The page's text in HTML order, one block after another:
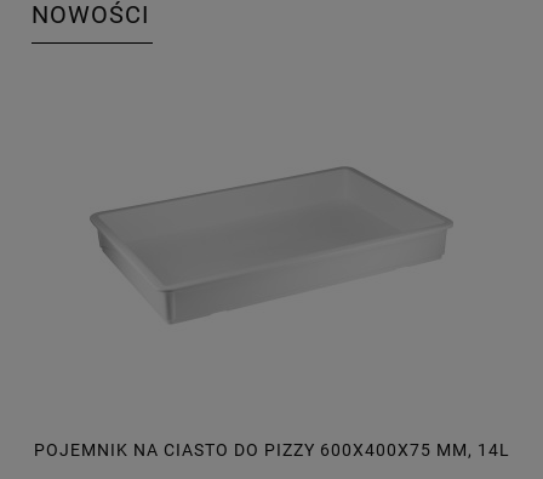
NOWOŚCI
POJEMNIK NA CIASTO DO PIZZY 600X400X75 MM, 14L